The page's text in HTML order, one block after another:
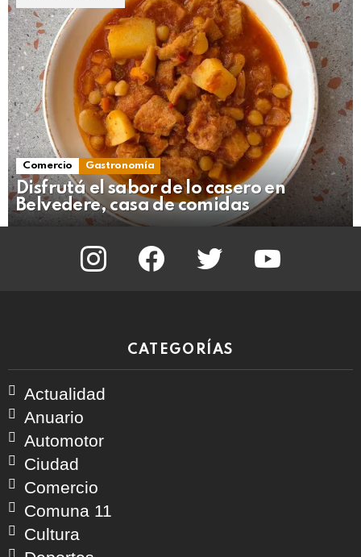
Comercio Gastronomía
Disfrutá el sabor de lo casero en
Belvedere, casa de comidas
instagram facebook twitter youtube
CATEGORÍAS
Actualidad
Anuario
Automotor
Ciudad
Comercio
Comuna 11
Cultura